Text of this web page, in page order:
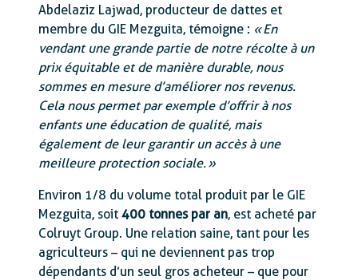
Abdelaziz Lajwad, producteur de dattes et
membre du GIE Mezguita, témoigne : « En
vendant une grande partie de notre récolte à un
prix équitable et de manière durable, nous
sommes en mesure d’améliorer nos revenus.
Cela nous permet par exemple d’offrir à nos
enfants une éducation de qualité, mais
également de leur garantir un accès à une
meilleure protection sociale. »
Environ 1/8 du volume total produit par le GIE
Mezguita, soit 400 tonnes par an, est acheté par
Colruyt Group. Une relation saine, tant pour les
agriculteurs – qui ne deviennent pas trop
dépendants d’un seul gros acheteur – que pour